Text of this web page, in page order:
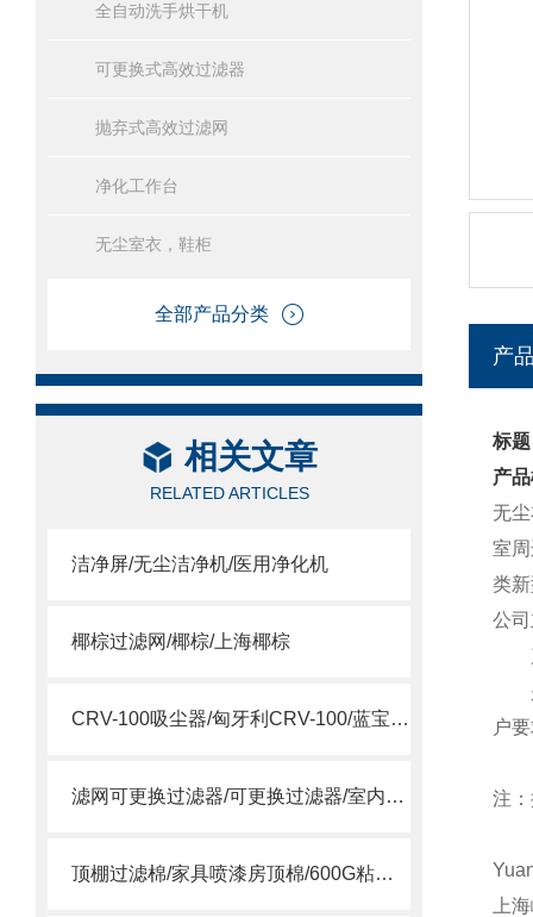
全自动洗手烘干机
可更换式高效过滤器
抛弃式高效过滤网
净化工作台
无尘室衣，鞋柜
全部产品分类
相关文章
RELATED ARTICLES
洁净屏/无尘洁净机/医用净化机
椰棕过滤网/椰棕/上海椰棕
CRV-100吸尘器/匈牙利CRV-100/蓝宝CRV-100吸尘器
滤网可更换过滤器/可更换过滤器/室内过滤器
顶棚过滤棉/家具喷漆房顶棉/600G粘性过滤棉
产
标
产
无
室
类
公
产
是
户
注
上